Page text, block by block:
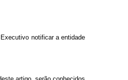
notificar a entidade